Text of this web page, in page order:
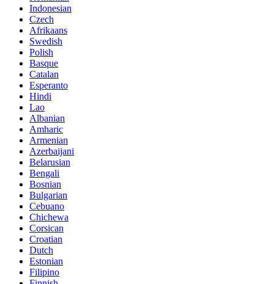
Indonesian
Czech
Afrikaans
Swedish
Polish
Basque
Catalan
Esperanto
Hindi
Lao
Albanian
Amharic
Armenian
Azerbaijani
Belarusian
Bengali
Bosnian
Bulgarian
Cebuano
Chichewa
Corsican
Croatian
Dutch
Estonian
Filipino